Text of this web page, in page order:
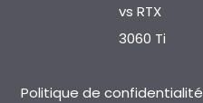
vs RTX
3060 Ti
Politique de confidentialité